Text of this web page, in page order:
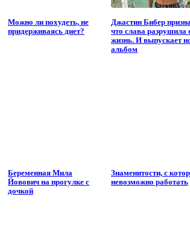
Можно ли похудеть, не
придерживаясь диет?
Джастин Бибер
что слава разрушила
жизнь. И выпускает
альбом
Беременная Мила
Йовович на прогулке с
дочкой
Знаменитости, с
невозможно работать